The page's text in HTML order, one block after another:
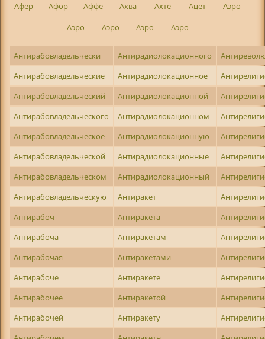
Афер
- Афор - Аффе - Ахва - Ахте - Ацет - Аэро
-
Аэро
- Аэро - Аэро - Аэро -
Антирабовладельчески Антирадиолокационного
Антирабовладельческие
Антирадиолокационное
Антирабовладельческий
Антирадиолокационной
Антирабовладельческого
Антирадиолокационном
Антирабовладельческое
Антирадиолокационную
Антирабовладельческой
Антирадиолокационные
Антирабовладельческом
Антирадиолокационный
Антирабовладельческую
Антиракет
Антирабоч
Антиракета
Антирабоча
Антиракетам
Антирабочая
Антиракетами
Антирабоче
Антиракете
Антирабочее
Антиракетой
Антирабочей
Антиракету